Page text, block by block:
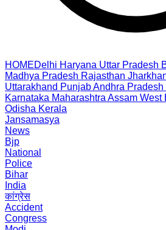
HOMEDelhi Haryana Uttar Pradesh
Madhya Pradesh Rajasthan
Uttarakhand PunjabAndhra Pradesh
Karnataka Maharashtra Assam West
Odisha Kerala
Jansamasya
News
Bjp
National
Police
Bihar
India
कांग्रेस
Accident
Congress